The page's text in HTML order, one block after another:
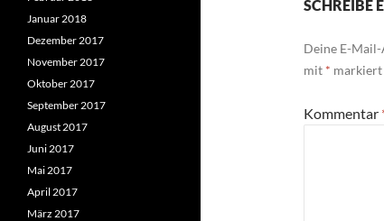
SCHREIBE
Deine E-
mit * markiert
Kommentar
Januar 2018
Dezember 2017
November 2017
Oktober 2017
September 2017
August 2017
Juni 2017
Mai 2017
April 2017
März 2017